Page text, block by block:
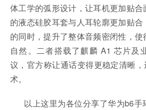
体工学的弧形设计，让耳机更加贴
的液态硅胶耳套与人耳轮廓更加贴
的同时，提升了整体音频密闭性，
自然。二者搭载了麒麟 A1 芯片及
议，官方称让通话变得更稳定清晰
术。
以上这里为各位分享了华为b6手